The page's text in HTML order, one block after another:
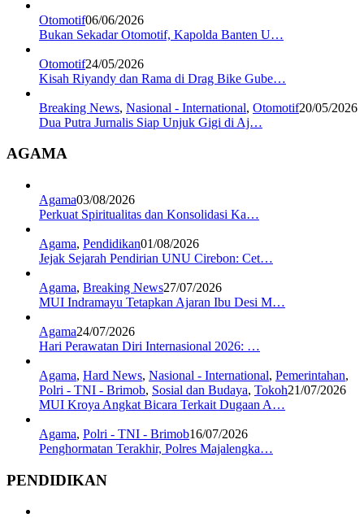
Otomotif06/06/2026
Bukan Sekadar Otomotif, Kapolda Banten U…
Otomotif24/05/2026
Kisah Riyandy dan Rama di Drag Bike Gube…
Breaking News, Nasional - International, Otomotif20/05/2026
Dua Putra Jurnalis Siap Unjuk Gigi di Aj…
AGAMA
Agama03/08/2026
Perkuat Spiritualitas dan Konsolidasi Ka…
Agama, Pendidikan01/08/2026
Jejak Sejarah Pendirian UNU Cirebon: Cet…
Agama, Breaking News27/07/2026
MUI Indramayu Tetapkan Ajaran Ibu Desi M…
Agama24/07/2026
Hari Perawatan Diri Internasional 2026: …
Agama, Hard News, Nasional - International, Pemerintahan,
Polri - TNI - Brimob, Sosial dan Budaya, Tokoh21/07/2026
MUI Kroya Angkat Bicara Terkait Dugaan A…
Agama, Polri - TNI - Brimob16/07/2026
Penghormatan Terakhir, Polres Majalengka…
PENDIDIKAN